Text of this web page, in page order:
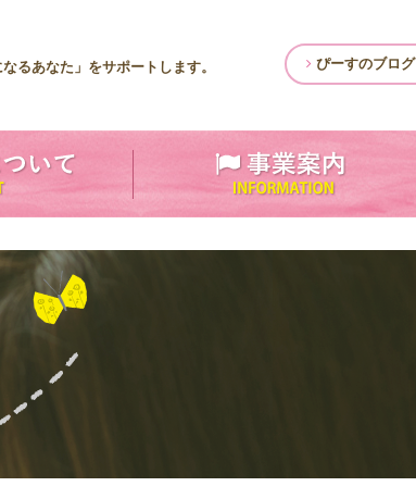
るあなた」をサポートします。 ぴーすのブログ